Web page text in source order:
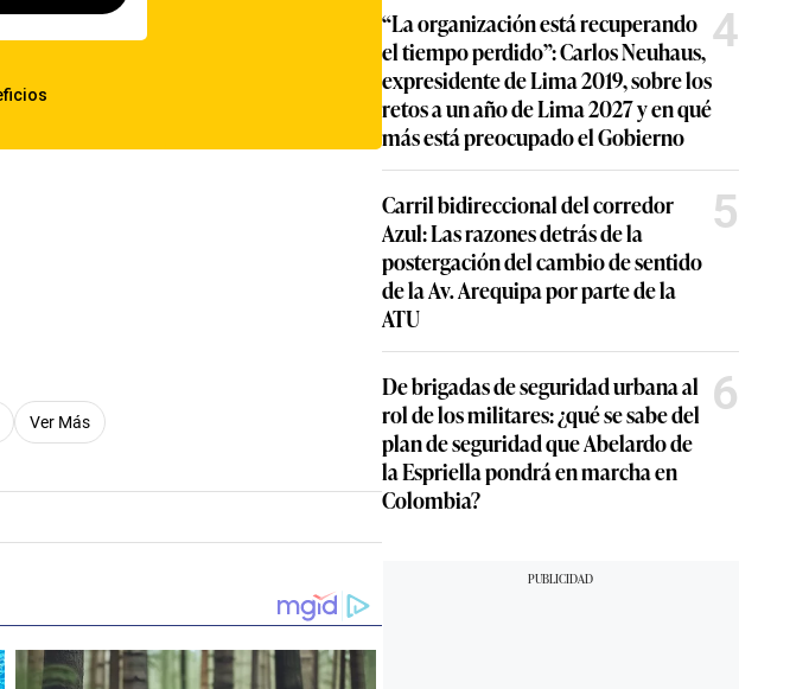
Ver Más
“La organización está recuperando
el tiempo perdido”: Carlos Neuhaus,
expresidente de Lima 2019, sobre los
retos a un año de Lima 2027 y en qué
más está preocupado el Gobierno
4
Carril bidireccional del corredor
Azul: Las razones detrás de la
postergación del cambio de sentido
de la Av. Arequipa por parte de la
ATU
5
De brigadas de seguridad urbana al
rol de los militares: ¿qué se sabe del
plan de seguridad que Abelardo de
la Espriella pondrá en marcha en
Colombia?
6